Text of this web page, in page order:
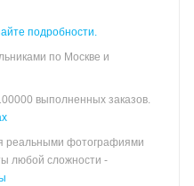
подробности.
по Москве и
выполненных заказов.
реальными фотографиями
любой сложности -